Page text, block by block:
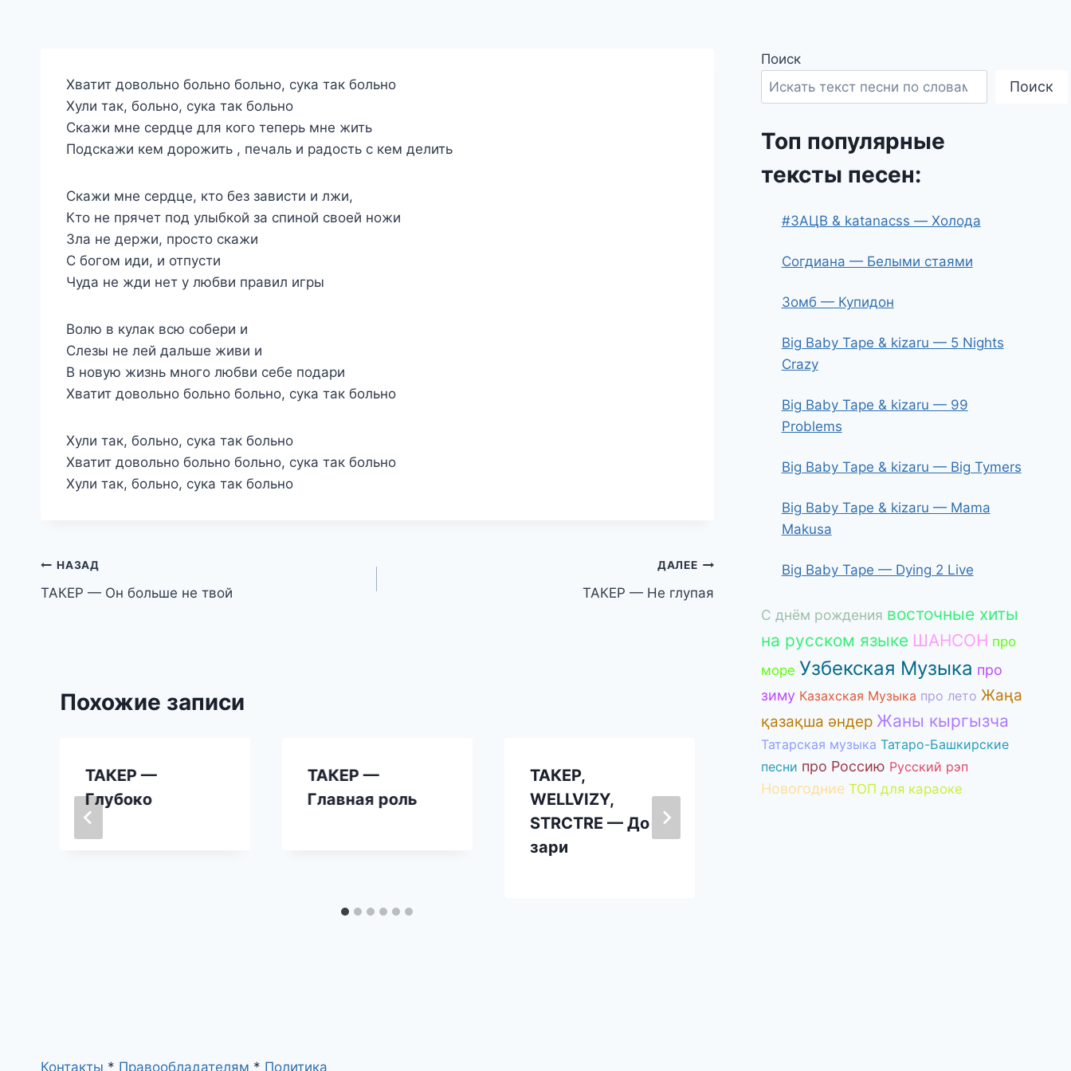
Хватит довольно больно больно, сука так больно
Хули так, больно, сука так больно
Скажи мне сердце для кого теперь мне жить
Подскажи кем дорожить , печаль и радость с кем делить
Скажи мне сердце, кто без зависти и лжи,
Кто не прячет под улыбкой за спиной своей ножи
Зла не держи, просто скажи
С богом иди, и отпусти
Чуда не жди нет у любви правил игры
Волю в кулак всю собери и
Слезы не лей дальше живи и
В новую жизнь много любви себе подари
Хватит довольно больно больно, сука так больно
Хули так, больно, сука так больно
Хватит довольно больно больно, сука так больно
Хули так, больно, сука так больно
Навигация
по
НАЗАД
ТАКЕР — Он больше не твой
ДАЛЕЕ
ТАКЕР — Не глупая
Похожие записи
ТАКЕР —
Глубоко
ТАКЕР —
Главная роль
ТАКЕР,
WELLVIZY,
STRCTRE — До
зари
ТАКЕР — Как
море
Поиск
Поиск
Топ популярные
тексты песен:
#ЗАЦВ & katanacss — Холода
Согдиана — Белыми стаями
Зомб — Купидон
Big Baby Tape & kizaru — 5 Nights
Crazy
Big Baby Tape & kizaru — 99
Problems
Big Baby Tape & kizaru — Big Tymers
Big Baby Tape & kizaru — Mama
Makusa
Big Baby Tape — Dying 2 Live
С днём рождения восточные хиты
на русском языке ШАНСОН про
море Узбекская Музыка про
зиму Казахская Музыка про лето Жаңа
қазақша әндер Жаны кыргызча
Татарская музыка Татаро-Башкирские
песни про Россию Русский рэп
Новогодние ТОП для караоке
Контакты * Правообладателям * Политика